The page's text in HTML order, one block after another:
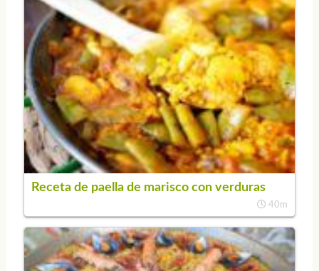
Receta de paella de marisco con verduras
40m